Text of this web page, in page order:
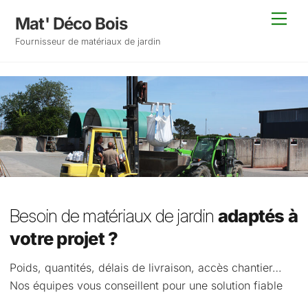
content
Mat' Déco Bois
Fournisseur de matériaux de jardin
Besoin de matériaux de jardin adaptés à
votre projet ?
Poids, quantités, délais de livraison, accès chantier…
Nos équipes vous conseillent pour une solution fiable
Top